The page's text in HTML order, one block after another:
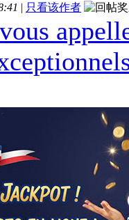
| 只看该作者